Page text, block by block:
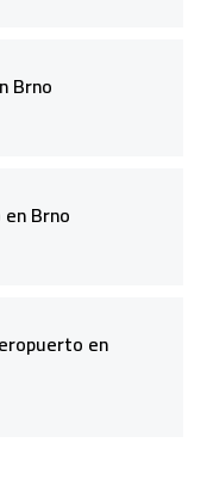
Brno
Brno
en